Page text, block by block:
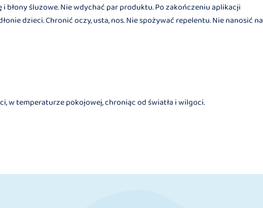
błony śluzowe. Nie wdychać par produktu. Po zakończeniu aplikacji
dzieci. Chronić oczy, usta, nos. Nie spożywać repelentu. Nie nanosić na
w temperaturze pokojowej, chroniąc od światła i wilgoci.